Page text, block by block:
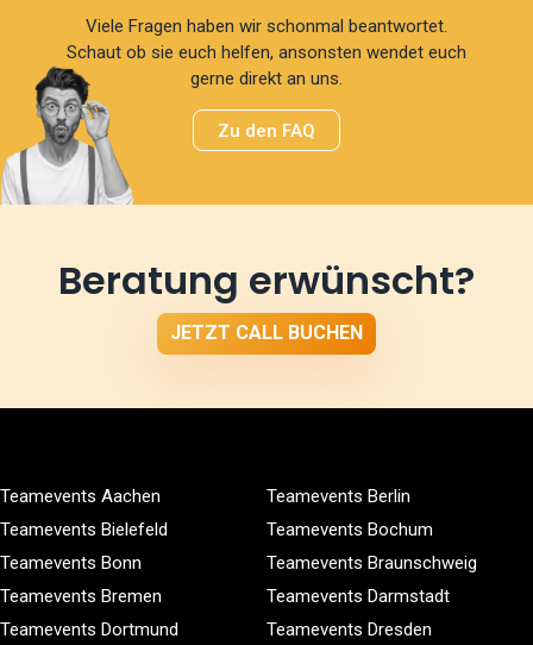
Viele Fragen haben wir schonmal beantwortet.
Schaut ob sie euch helfen, ansonsten wendet euch
gerne direkt an uns.
Zu den FAQ
Beratung erwünscht?
JETZT CALL BUCHEN
Teamevents Aachen
Teamevents Berlin
Teamevents Bielefeld
Teamevents Bochum
Teamevents Bonn
Teamevents Braunschweig
Teamevents Bremen
Teamevents Darmstadt
Teamevents Dortmund
Teamevents Dresden